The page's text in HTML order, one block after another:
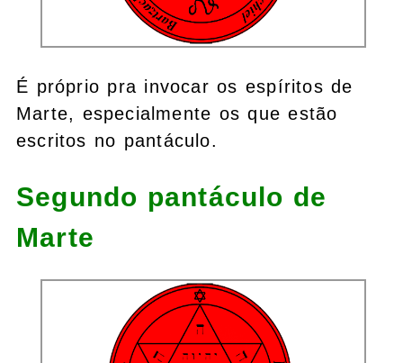
É próprio pra invocar os espíritos de
Marte, especialmente os que estão
escritos no pantáculo.
Segundo pantáculo de
Marte